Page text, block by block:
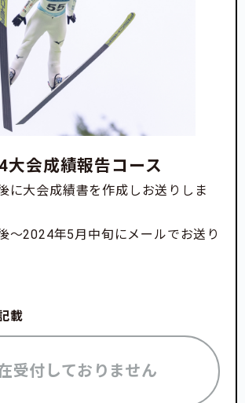
大会成績報告コース
に大会成績書を作成しお送りしま
〜2024年5月中旬にメールでお送り
載
受付しておりません